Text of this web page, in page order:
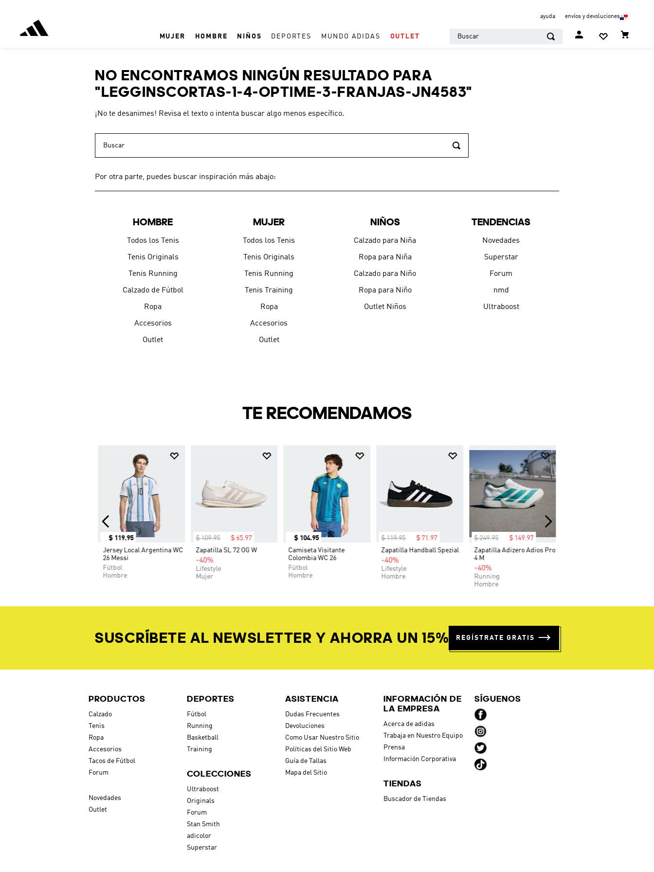
ayuda envíos y devoluciones
MUJER HOMBRE NIÑOS DEPORTES MUNDO ADIDAS OUTLET Buscar
NO ENCONTRAMOS NINGÚN RESULTADO PARA
"LEGGINSCORTAS-1-4-OPTIME-3-FRANJAS-JN4583"
¡No te desanimes! Revisa el texto o intenta buscar algo menos específico.
Por otra parte, puedes buscar inspiración más abajo:
HOMBRE
Todos los Tenis
Tenis Originals
Tenis Running
Calzado de Fútbol
Ropa
Accesorios
Outlet
MUJER
Todos los Tenis
Tenis Originals
Tenis Running
Tenis Training
Ropa
Accesorios
Outlet
NIÑOS
Calzado para Niña
Ropa para Niña
Calzado para Niño
Ropa para Niño
Outlet Niños
TENDENCIAS
Novedades
Superstar
Forum
nmd
Ultraboost
TE RECOMENDAMOS
$ 119.95
Jersey Local Argentina WC
26 Messi
Fútbol
Hombre
$ 109.95 $ 65. 97
Zapatilla SL 72 OG W
-40%
Lifestyle
Mujer
$ 104.95
Camiseta Visitante
Colombia WC 26
Fútbol
Hombre
$ 119.95 $ 71 97
Zapatilla Handball Spezial
-40%
Lifestyle
Hombre
$ 249.95 $ 149. 97
Zapatilla Adizero Adios Pro
4 M
-40%
Running
Hombre
SUSCRÍBETE AL NEWSLETTER Y AHORRA UN 15% REGÍSTRATE GRATIS
PRODUCTOS
Calzado
Tenis
Ropa
Accesorios
Tacos de Fútbol
Forum
Novedades
Outlet
DEPORTES
Fútbol
Running
Basketball
Training
COLECCIONES
Ultraboost
Originals
Forum
Stan Smith
adicolor
Superstar
ASISTENCIA
Dudas Frecuentes
Devoluciones
Como Usar Nuestro Sitio
Políticas del Sitio Web
Guía de Tallas
Mapa del Sitio
INFORMACIÓN DE
LA EMPRESA
Acerca de adidas
Trabaja en Nuestro Equipo
Prensa
Información Corporativa
TIENDAS
Buscador de Tiendas
SÍGUENOS
TÉRMINOS MÁS BUSCADOS
1
ESPAÑA
ARGENTINA
4. ZAPATILLAS